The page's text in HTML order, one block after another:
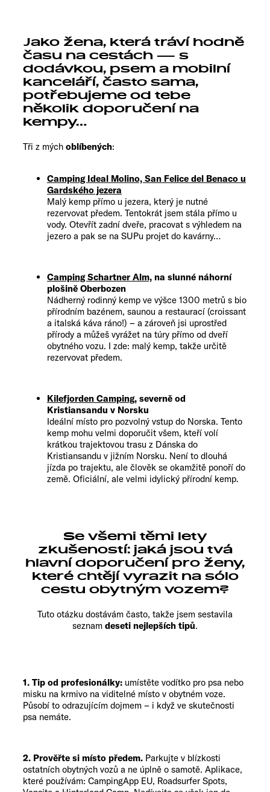
Jako žena, která tráví hodně
času na cestách — s
dodávkou, psem a mobilní
kanceláří, často sama,
potřebujeme od tebe
několik doporučení na
kempy…
Tři z mých oblíbených:
Camping Ideal Molino, San Felice del Benaco u
Gardského jezera
Malý kemp přímo u jezera, který je nutné
rezervovat předem. Tentokrát jsem stála přímo u
vody. Otevřít zadní dveře, pracovat s výhledem na
jezero a pak se na SUPu projet do kavárny…
Camping Schartner Alm, na slunné náhorní
plošině Oberbozen
Nádherný rodinný kemp ve výšce 1300 metrů s bio
přírodním bazénem, saunou a restaurací (croissant
a italská káva ráno!) – a zároveň jsi uprostřed
přírody a můžeš vyrážet na túry přímo od dveří
obytného vozu. I zde: malý kemp, takže určitě
rezervovat předem.
Kilefjorden Camping, severně od
Kristiansandu v Norsku
Ideální místo pro pozvolný vstup do Norska. Tento
kemp mohu velmi doporučit všem, kteří volí
krátkou trajektovou trasu z Dánska do
Kristiansandu v jižním Norsku. Není to dlouhá
jízda po trajektu, ale člověk se okamžitě ponoří do
země. Oficiální, ale velmi idylický přírodní kemp.
Se všemi těmi lety
zkušeností: jaká jsou tvá
hlavní doporučení pro ženy,
které chtějí vyrazit na sólo
cestu obytným vozem?
Tuto otázku dostávám často, takže jsem sestavila
seznam deseti nejlepších tipů.
1. Tip od profesionálky: umístěte vodítko pro psa nebo
misku na krmivo na viditelné místo v obytném voze.
Působí to odrazujícím dojmem – i když ve skutečnosti
psa nemáte.
2. Prověřte si místo předem. Parkujte v blízkosti
ostatních obytných vozů a ne úplně o samotě. Aplikace,
které používám: CampingApp EU, Roadsurfer Spots,